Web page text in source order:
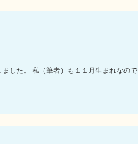
した。 私（筆者）も１１月生まれなので